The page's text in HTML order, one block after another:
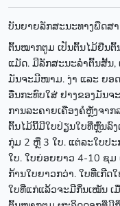
ບັນຍາຍລັກສະນະທາງພືດສ
ຕົ້ນໝາກຕູມ ເປັນຕົ້ນໄມ້ຢືນຕົ້
ແມັດ. ມີລັກສະນະລຳຕົ້ນສັ້ນ,
ມັນຈະມີໜາມ. ງ່າ ແລະ ຍອ
ອື່ນກະທົບໃສ່ ຢາງຂອງມັນຈ
ການລະຄາຍເຄືອງຄໍຫຼັງຈາກ
ຕົ້ນໄມ້ນີ້ມີໃບປ່ຽນໃບທີ່ຫຼົ່ນລົ
ກຸ່ມ 2 ຫຼື 3 ໃບ. ແຕ່ລະໃບປ
ໃບ. ໃບຍ່ອຍຍາວ 4-10 ຊ
ກ້ານໃບຍາວກວ່າ. ໃບທີ່ເກີ
ໃບທີ່ແກ່ແລ້ວຈະມີກິ່ນເໝັນ ເ